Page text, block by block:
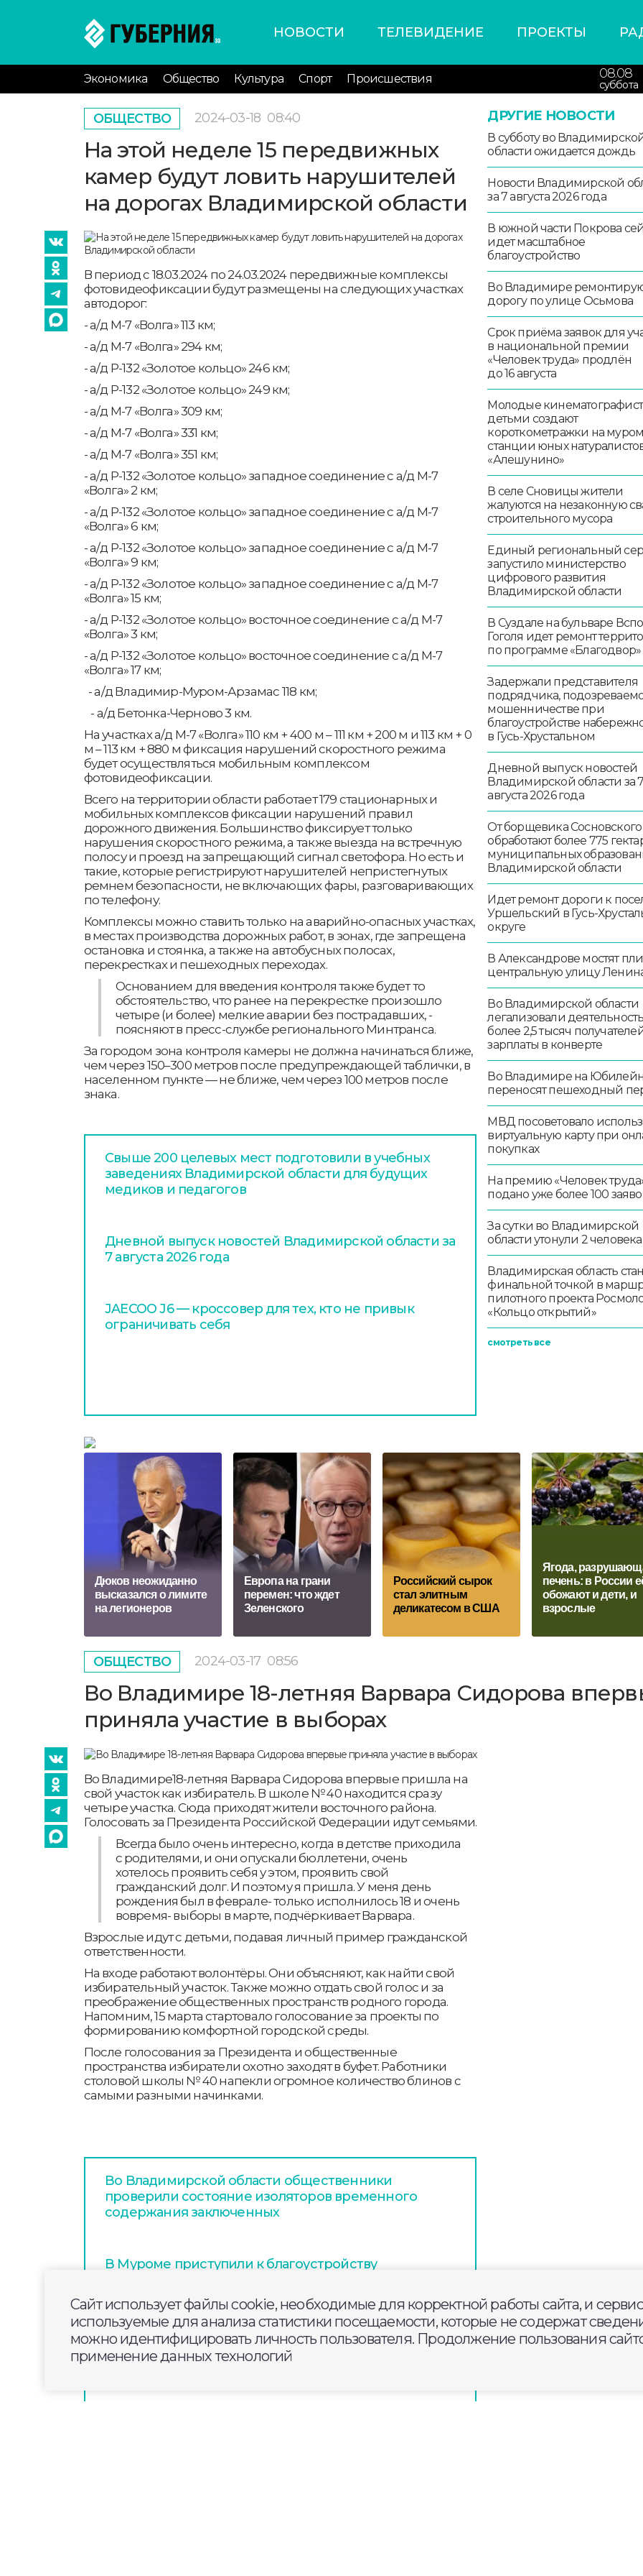
НОВОСТИ ТЕЛЕВИДЕНИЕ ПРОЕКТЫ
Экономика Общество Культура Спорт Происшествия 08.08
суббота
ОБЩЕСТВО 2024-03-18 08:40
На этой неделе 15 передвижных
камер будут ловить нарушителей
на дорогах Владимирской области
В период с 18.03.2024 по 24.03.2024 передвижные комплексы
фотовидеофиксации будут размещены на следующих участках
автодорог:
- а/д М-7 «Волга» 113 км;
- а/д М-7 «Волга» 294 км;
- а/д Р-132 «Золотое кольцо» 246 км;
- а/д Р-132 «Золотое кольцо» 249 км;
- а/д М-7 «Волга» 309 км;
- а/д М-7 «Волга» 331 км;
- а/д М-7 «Волга» 351 км;
- а/д Р-132 «Золотое кольцо» западное соединение с а/д М-7
«Волга» 2 км;
- а/д Р-132 «Золотое кольцо» западное соединение с а/д М-7
«Волга» 6 км;
- а/д Р-132 «Золотое кольцо» западное соединение с а/д М-7
«Волга» 9 км;
- а/д Р-132 «Золотое кольцо» западное соединение с а/д М-7
«Волга» 15 км;
- а/д Р-132 «Золотое кольцо» восточное соединение с а/д М-7
«Волга» 3 км;
- а/д Р-132 «Золотое кольцо» восточное соединение с а/д М-7
«Волга» 17 км;
- а/д Владимир-Муром-Арзамас 118 км;
- а/д Бетонка-Черново 3 км.
На участках а/д М-7 «Волга» 110 км + 400 м – 111 км + 200 м и 113 км + 0
м – 113 км + 880 м фиксация нарушений скоростного режима
будет осуществляться мобильным комплексом
фотовидеофиксации.
Всего на территории области работает 179 стационарных и
мобильных комплексов фиксации нарушений правил
дорожного движения. Большинство фиксирует только
нарушения скоростного режима, а также выезда на встречную
полосу и проезд на запрещающий сигнал светофора. Но есть и
такие, которые регистрируют нарушителей непристегнутых
ремнем безопасности, не включающих фары, разговаривающих
по телефону.
Комплексы можно ставить только на аварийно-опасных участках,
в местах производства дорожных работ, в зонах, где запрещена
остановка и стоянка, а также на автобусных полосах,
перекрестках и пешеходных переходах.
Основанием для введения контроля также будет то
обстоятельство, что ранее на перекрестке произошло
четыре (и более) мелкие аварии без пострадавших, -
поясняют в пресс-службе регионального Минтранса.
За городом зона контроля камеры не должна начинаться ближе,
чем через 150–300 метров после предупреждающей таблички, в
населенном пункте — не ближе, чем через 100 метров после
знака.
Свыше 200 целевых мест подготовили в учебных
заведениях Владимирской области для будущих
медиков и педагогов
Дневной выпуск новостей Владимирской области за
7 августа 2026 года
JAECOO J6 — кроссовер для тех, кто не привык
ограничивать себя
ДРУГИЕ НОВОСТИ
В субботу во
области ожидается дождь
Новости Владимирской
за 7 августа 2026 года
В южной части Покрова
идет масштабное
благоустройство
Во Владимире
дорогу по улице Осьмова
Срок приёма заявок для
в национальной премии
«Человек труда» продлён
до 16 августа
Молодые
детьми создают
короткометражки на
станции юных
«Алешунино»
В селе Сновицы жители
жалуются на незаконную
строительного мусора
Единый региональный
запустило министерство
цифрового развития
Владимирской области
В Суздале на бульваре
Гоголя идет ремонт
по программе «Благодвор»
Задержали представителя
подрядчика,
мошенничестве при
благоустройстве
в Гусь-Хрустальном
Дневной выпуск новостей
Владимирской области за
августа 2026 года
От борщевика Сосновского
обработают более 775
муниципальных
Владимирской области
Идет ремонт дороги к
Уршельский в Гусь-
округе
В Александрове мостят
центральную улицу
Во Владимирской области
легализовали
более 2,5 тысяч
зарплаты в конверте
Во Владимире на
переносят пешеходный
МВД посоветовало
виртуальную карту при
покупках
На премию «Человек
подано уже более 100
За сутки во Владимирской
области утонули 2 человека
Владимирская область
финальной точкой в
пилотного проекта
«Кольцо открытий»
смотреть все
Дюков неожиданно
высказался о лимите
на легионеров
Европа на грани
перемен: что ждет
Зеленского
Российский сырок
стал элитным
деликатесом в США
Ягода,
печень: в России
обожают и дети, и
взрослые
ОБЩЕСТВО 2024-03-17 08:56
Во Владимире 18-летняя Варвара Сидорова
приняла участие в выборах
Во Владимире18-летняя Варвара Сидорова впервые пришла на
свой участок как избиратель. В школе № 40 находится сразу
четыре участка. Сюда приходят жители восточного района.
Голосовать за Президента Российской Федерации идут семьями.
Всегда было очень интересно, когда в детстве приходила
с родителями, и они опускали бюллетени, очень
хотелось проявить себя у этом, проявить свой
гражданский долг. И поэтому я пришла. У меня день
рождения был в феврале- только исполнилось 18 и очень
вовремя- выборы в марте, подчёркивает Варвара.
Взрослые идут с детьми, подавая личный пример гражданской
ответственности.
На входе работают волонтёры. Они объясняют, как найти свой
избирательный участок. Также можно отдать свой голос и за
преображение общественных пространств родного города.
Напомним, 15 марта стартовало голосование за проекты по
формированию комфортной городской среды.
После голосования за Президента и общественные
пространства избиратели охотно заходят в буфет. Работники
столовой школы № 40 напекли огромное количество блинов с
самыми разными начинками.
Во Владимирской области общественники
проверили состояние изоляторов временного
содержания заключенных
В Муроме приступили к благоустройству
Смотрите сегодня в программе «Здесь и сейчас»: о
газификации, вывозе мусора и ремонте дорог в СНТ
Сайт использует файлы cookie, необходимые для корректной работы сайта, и
используемые для анализа статистики посещаемости, которые не содержат
можно идентифицировать личность пользователя. Продолжение пользования
применение данных технологий